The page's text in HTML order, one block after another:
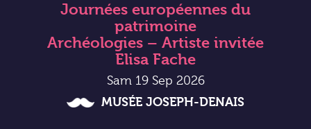
Journées européennes du
patrimoine
Archéologies – Artiste invitée
Elisa Fache
Sam 19 Sep 2026
MUSÉE JOSEPH-DENAIS